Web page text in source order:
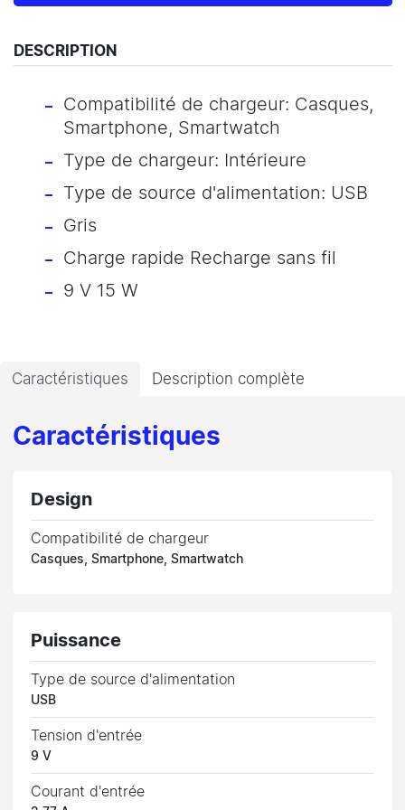
DESCRIPTION
Compatibilité de chargeur: Casques,
Smartphone, Smartwatch
Type de chargeur: Intérieure
Type de source d'alimentation: USB
Gris
Charge rapide Recharge sans fil
9 V 15 W
Caractéristiques Description complète
Caractéristiques
Design
Compatibilité de chargeur
Casques, Smartphone, Smartwatch
Puissance
Type de source d'alimentation
USB
Tension d'entrée
9 V
Courant d'entrée